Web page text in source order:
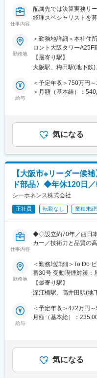
Santenは、眼科領域に
て、世界中の患者さん
る製品やサービスの提
で創業以来、「天機に
たり人々の目の健康維
務は、一人でも多くの
ができる未来を創り出
フローを変革し、より
す。Santenは多様な力
変更の範囲：会社の定め
仕事内容
配属先では決算実務リ
経理スペシャリストを
様々な経営課題の解決
＜業務範囲＞
連結決算業務、単体決
務、原価計算業務、税
部統制関連業務、その
＜役割＞
・関連法規や会計基準
折衝の中心的役割を担
・大局的な指針、方向
ともに、下位等級者の
必要に応じてマネージ
・グローバルな税務課
な検討・提案を実施。
・会計基準や規制の変
やアイデアの共有など
に貢献。専門的知識・
ム全体のパフォーマン
■当社に関して：
Santenは、眼科領域に
る製品やサービスの提
Vision」の実現に貢献
で創業以来、「天機に
たり人々の目の健康維
ができる未来を創り出
ボトルネックを解消す
勤務地
＜勤務地詳細＞本社住
ロント大阪タワーA25F
策：屋内全面禁煙変更
ーク含む）
【最寄り駅】
大阪駅、梅田駅(地下鉄
給与
＜予定年収＞750万円
＞月額（基本給）：
あり、選考を通じて上
手当を含めた表記です。
気になる
【大阪市※リーダー候
ド部品〉◆年休120日
シーホネンス株式会社
正社員 転勤なし 業種未
仕事内容
◆◇設立約70年／西日
カー／技術力と品質の
■業務概要：
医療・介護用ベッドお
部品購買業務全般をお
生産部門や他部署と密
る重要なポジションで
・必要に応じた仕入先
・不具合発生時の代替
勤務地
＜勤務地詳細＞To Do
番30号 受動喫煙対策：
【最寄り駅】
深江橋駅、高井田駅(地
給与
＜予定年収＞472万円
月額（基本給）：
業手当＞有＜給与補足
て決定します。■昇給
の金額であり、選考を
気になる